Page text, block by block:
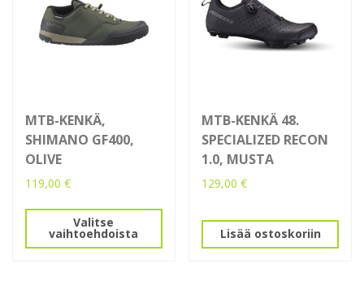
MTB-KENKÄ,
SHIMANO GF400,
OLIVE
119,00 €
Valitse
vaihtoehdoista
Tällä
tuotteella
on
MTB-KENKÄ 48.
SPECIALIZED RECON
1.0, MUSTA
129,00€
Lisää ostoskoriin